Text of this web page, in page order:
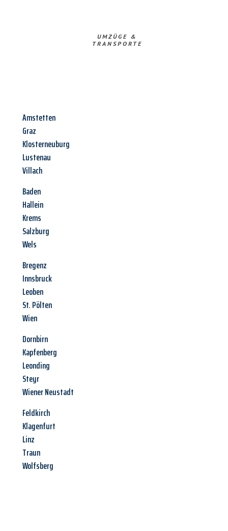
UMZÜGE &
TRANSPORTE
Amstetten
Graz
Klosterneuburg
Lustenau
Villach
Baden
Hallein
Krems
Salzburg
Wels
Bregenz
Innsbruck
Leoben
St. Pölten
Wien
Dornbirn
Kapfenberg
Leonding
Steyr
Wiener Neustadt
Feldkirch
Klagenfurt
Linz
Traun
Wolfsberg